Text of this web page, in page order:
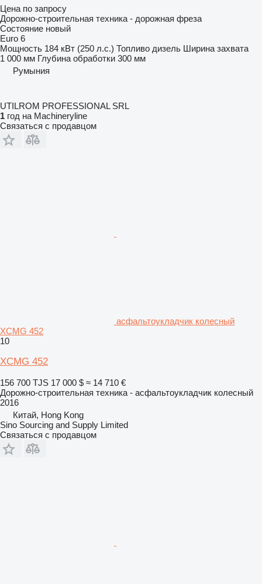
Цена по запросу
Дорожно-строительная техника - дорожная фреза
Состояние новый
Euro 6
Мощность 184 кВт (250 л.с.) Топливо дизель Ширина захвата
1 000 мм Глубина обработки 300 мм
Румыния
UTILROM PROFESSIONAL SRL
1 год на Machineryline
Связаться с продавцом
асфальтоукладчик колесный
XCMG 452
10
XCMG 452
156 700 TJS 17 000 $ ≈ 14 710 €
Дорожно-строительная техника - асфальтоукладчик колесный
2016
Китай, Hong Kong
Sino Sourcing and Supply Limited
Связаться с продавцом